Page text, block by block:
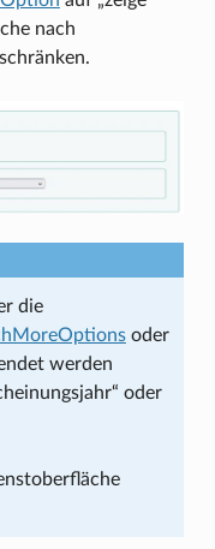
nach
die
oder
werden
oder